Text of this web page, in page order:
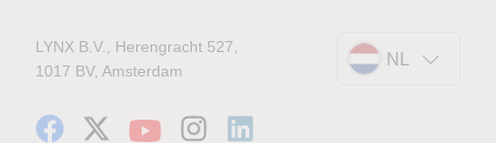
LYNX B.V., Herengracht 527,
1017 BV, Amsterdam
NL